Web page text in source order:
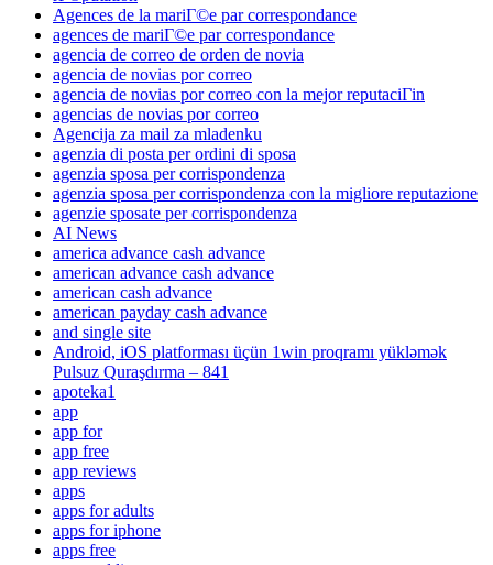
Agences de la mariГ©e par correspondance
agences de mariГ©e par correspondance
agencia de correo de orden de novia
agencia de novias por correo
agencia de novias por correo con la mejor reputaciГіn
agencias de novias por correo
Agencija za mail za mladenku
agenzia di posta per ordini di sposa
agenzia sposa per corrispondenza
agenzia sposa per corrispondenza con la migliore reputazione
agenzie sposate per corrispondenza
AI News
america advance cash advance
american advance cash advance
american cash advance
american payday cash advance
and single site
Android, iOS platforması üçün 1win proqramı yükləmək
Pulsuz Quraşdırma – 841
apoteka1
app
app for
app free
app reviews
apps
apps for adults
apps for iphone
apps free